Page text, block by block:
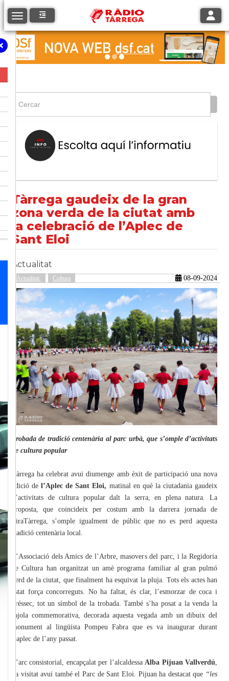
Toggle navigation
Tàrrega gaudeix de la gran
zona verda de la ciutat amb
la celebració de l’Aplec de
Sant Eloi
Actualitat
Actualitat Cultura 08-09-2024
Trobada de tradició centenària al parc urbà, que s’omple d’activitats
de cultura popular
Tàrrega ha celebrat avui diumenge amb èxit de participació una nova
edició de l’Aplec de Sant Eloi, matinal en què la ciutadania gaudeix
d’activitats de cultura popular dalt la serra, en plena natura. La
proposta, que coincideix per costum amb la darrera jornada de
FiraTàrrega, s’omple igualment de públic que no es perd aquesta
tradició centenària local.
L’Associació dels Amics de l’Arbre, masovers del parc, i la Regidoria
de Cultura han organitzat un amè programa familiar al gran pulmó
verd de la ciutat, que finalment ha esquivat la pluja. Tots els actes han
estat força concorreguts. No ha faltat, és clar, l’esmorzar de coca i
préssec, tot un símbol de la trobada. També s’ha posat a la venda la
rajola commemorativa, decorada aquesta vegada amb un dibuix del
monument al lingüista Pompeu Fabra que es va inaugurar durant
l’aplec de l’any passat.
L’arc consistorial, encapçalat per l’alcaldessa Alba Pijuan Vallverdú
ha visitat avui també el Parc de Sant Eloi. Pijuan ha destacat que “les